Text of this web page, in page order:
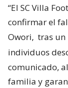
“El SC Villa
confirmar el
Owori, tras
individuos
comunicado,
familia y